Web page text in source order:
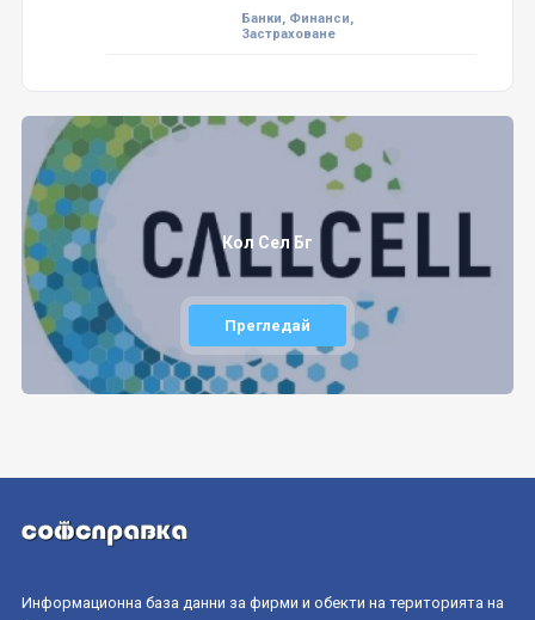
Банки, Финанси,
Застраховане
Кол Сел Бг
Прегледай
Информационна база данни за фирми и обекти на територията на